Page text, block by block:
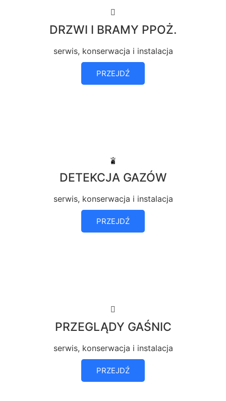
DRZWI I BRAMY PPOŻ.
serwis, konserwacja i instalacja
PRZEJDŹ
DETEKCJA GAZÓW
serwis, konserwacja i instalacja
PRZEJDŹ
PRZEGLĄDY GAŚNIC
serwis, konserwacja i instalacja
PRZEJDŹ